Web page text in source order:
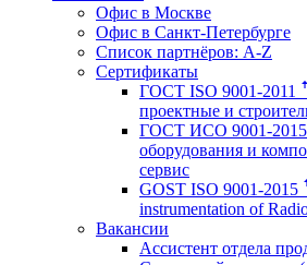
Офис в Москве
Офис в Санкт-Петербурге
Список партнёров: A-Z
Сертификаты
ГОСТ ISO 9001-2011
проектные и
ГОСТ ИСО 9001-2015
оборудования и
сервис
GOST ISO 9001-2015
instrumentation of
Вакансии
Ассистент отдела